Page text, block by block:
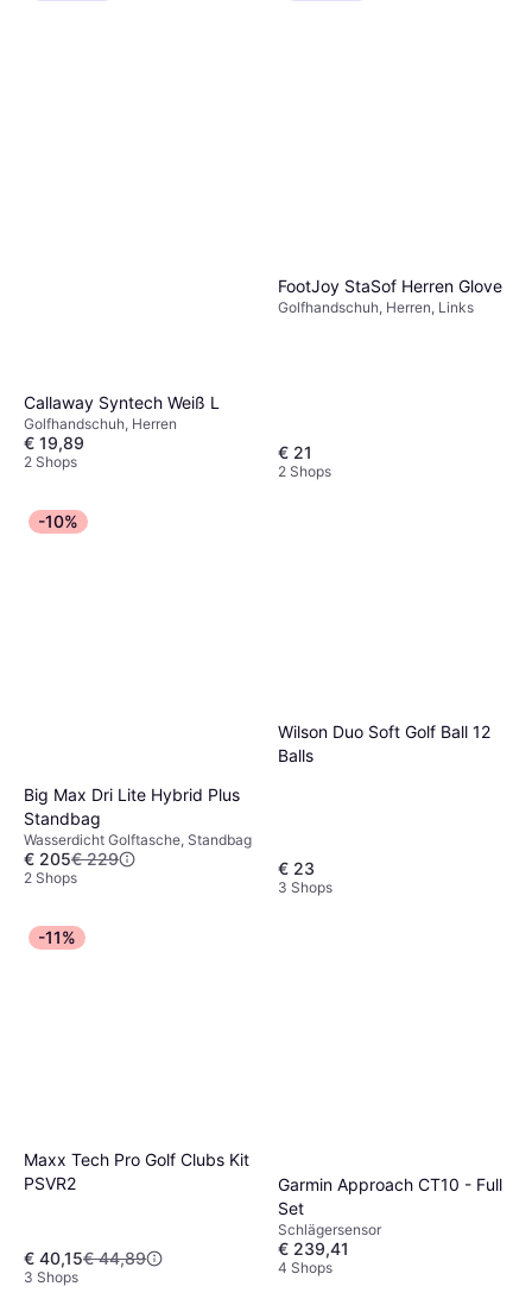
Callaway Syntech Weiß L
Golfhandschuh, Herren
€ 19,89
2 Shops
FootJoy StaSof Herren Glove
Golfhandschuh, Herren, Links
€ 21
2 Shops
-10%
Big Max Dri Lite Hybrid Plus
Standbag
Wasserdicht Golftasche, Standbag
€ 205€ 229
2 Shops
Wilson Duo Soft Golf Ball 12
Balls
€ 23
3 Shops
-11%
Maxx Tech Pro Golf Clubs Kit
PSVR2
€ 40,15€ 44,89
3 Shops
Garmin Approach CT10 - Full
Set
Schlägersensor
€ 239,41
4 Shops